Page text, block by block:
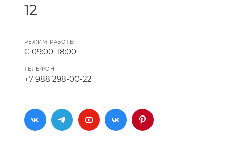
12
РЕЖИМ РАБОТЫ
С 09:00–18:00
ТЕЛЕФОН
+7 988 298-00-22